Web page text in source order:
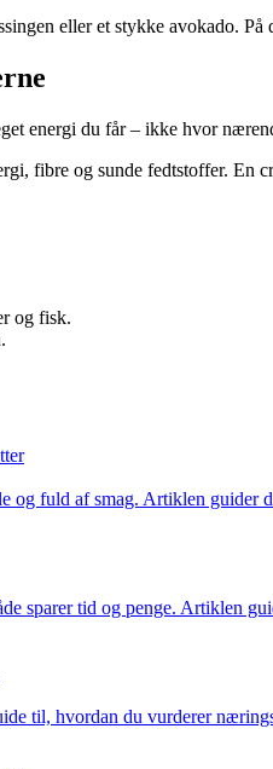
eller et stykke avokado.
energi du får – ikke hvor
fibre og sunde fedtstoffer.
og fisk.
og fuld af smag. Artiklen
sparer tid og penge. Artiklen
til, hvordan du vurderer